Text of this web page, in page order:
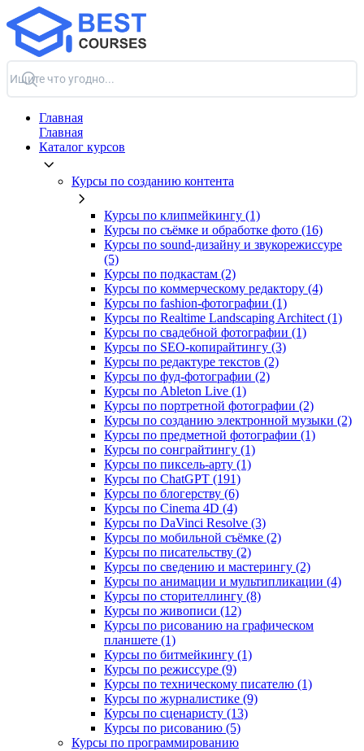
Главная
Главная
Каталог курсов
Курсы по созданию контента
Курсы по клипмейкингу (1)
Курсы по съёмке и обработке фото (16)
Курсы по sound-дизайну и звукорежиссуре
(5)
Курсы по подкастам (2)
Курсы по коммерческому редактору (4)
Курсы по fashion-фотографии (1)
Курсы по Realtime Landscaping Architect (1)
Курсы по свадебной фотографии (1)
Курсы по SEO-копирайтингу (3)
Курсы по редактуре текстов (2)
Курсы по фуд-фотографии (2)
Курсы по Ableton Live (1)
Курсы по портретной фотографии (2)
Курсы по созданию электронной музыки (2)
Курсы по предметной фотографии (1)
Курсы по сонграйтингу (1)
Курсы по пиксель-арту (1)
Курсы по ChatGPT (191)
Курсы по блогерству (6)
Курсы по Cinema 4D (4)
Курсы по DaVinci Resolve (3)
Курсы по мобильной съёмке (2)
Курсы по писательству (2)
Курсы по сведению и мастерингу (2)
Курсы по анимации и мультипликации (4)
Курсы по сторителлингу (8)
Курсы по живописи (12)
Курсы по рисованию на графическом
планшете (1)
Курсы по битмейкингу (1)
Курсы по режиссуре (9)
Курсы по техническому писателю (1)
Курсы по журналистике (9)
Курсы по сценаристу (13)
Курсы по рисованию (5)
Курсы по программированию